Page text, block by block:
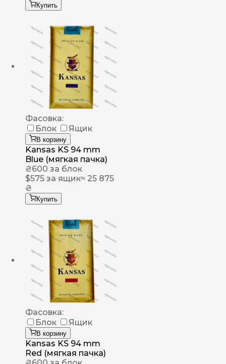
Купить
Фасовка:
Блок
Ящик
В корзину
Kansas KS 94 mm
Blue (мягкая пачка)
₴600 за блок
$575 за ящик≈ 25 875
₴
Купить
Фасовка:
Блок
Ящик
В корзину
Kansas KS 94 mm
Red (мягкая пачка)